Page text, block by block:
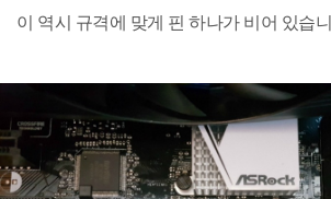
이 역시 규격에 맞게 핀 하나가 비어 있습